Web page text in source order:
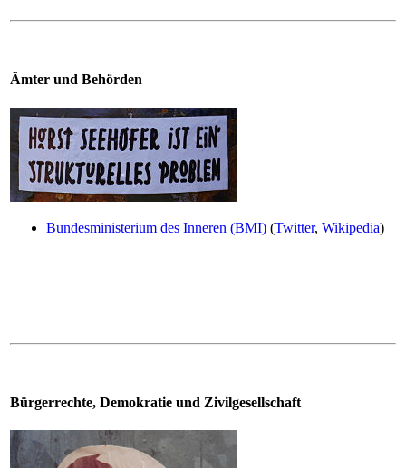
Ämter und Behörden
Bundesministerium des Inneren (BMI) (Twitter, Wikipedia)
Bürgerrechte, Demokratie und Zivilgesellschaft